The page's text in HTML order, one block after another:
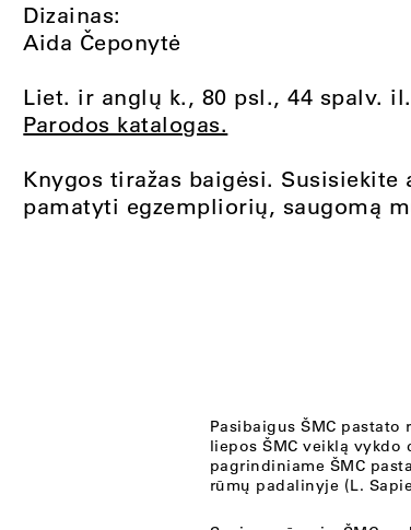
Dizainas:
Aida Čeponytė
Liet. ir anglų k., 80 psl., 44 spalv. il.
Parodos katalogas.
Knygos tiražas baigėsi. Susisiekite
pamatyti egzempliorių, saugomą
Pasibaigus ŠMC pastato
liepos ŠMC veiklą vykdo
pagrindiniame ŠMC
rūmų padalinyje (L.